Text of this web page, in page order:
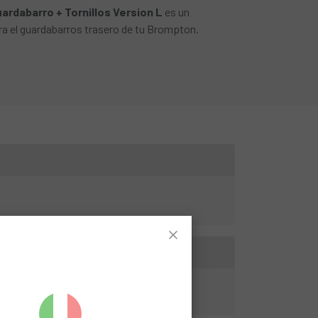
+ Tornillos Version L es un
el guardabarros trasero de tu Brompton.